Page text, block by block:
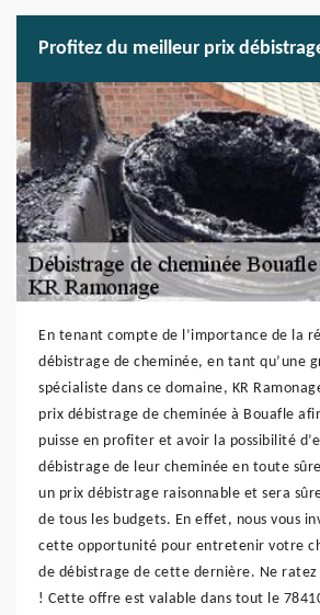
Profitez du meilleur prix
En tenant compte de l’importance de la
débistrage de cheminée, en tant qu’une
spécialiste dans ce domaine, KR
prix débistrage de cheminée à Bouafle
puisse en profiter et avoir la possibilité
débistrage de leur cheminée en toute
un prix débistrage raisonnable et sera
de tous les budgets. En effet, nous vous
cette opportunité pour entretenir votre
de débistrage de cette dernière. Ne ratez
! Cette offre est valable dans tout le